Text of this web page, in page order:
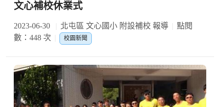
文心補校休業式
2023-06-30 北屯區 文心國小 附設補校 報導
點閱
數：448 次
校園新聞